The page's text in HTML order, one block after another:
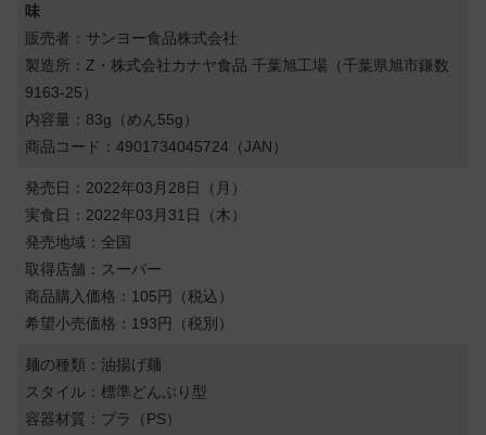
味
販売者：サンヨー食品株式会社
製造所：Z・株式会社カナヤ食品 千葉旭工場（千葉県旭市鎌数
9163-25）
内容量：83g（めん55g）
商品コード：4901734045724（JAN）
発売日：2022年03月28日（月）
実食日：2022年03月31日（木）
発売地域：全国
取得店舗：スーパー
商品購入価格：105円（税込）
希望小売価格：193円（税別）
麺の種類：油揚げ麺
スタイル：標準どんぶり型
容器材質：プラ（PS）